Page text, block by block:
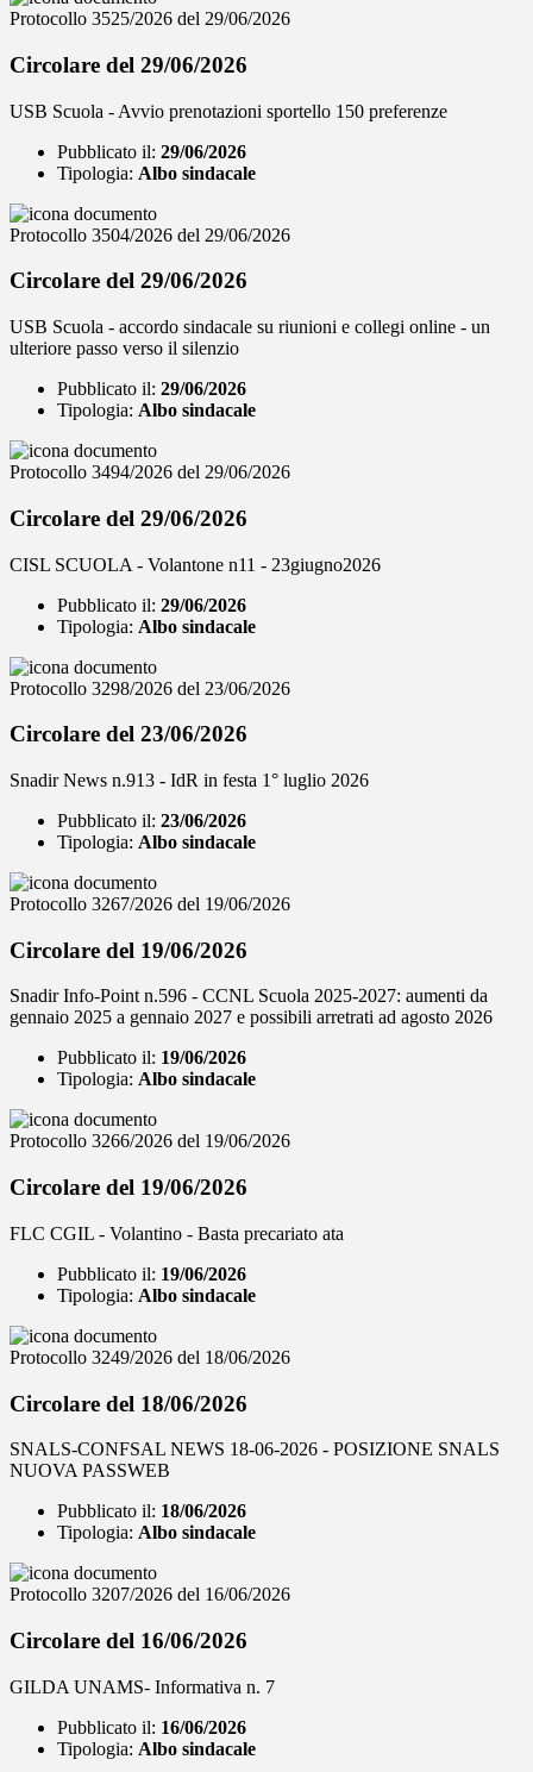
Protocollo 3525/2026 del 29/06/2026
Circolare del 29/06/2026
USB Scuola - Avvio prenotazioni sportello 150 preferenze
Pubblicato il: 29/06/2026
Tipologia: Albo sindacale
Protocollo 3504/2026 del 29/06/2026
Circolare del 29/06/2026
USB Scuola - accordo sindacale su riunioni e collegi online - un
ulteriore passo verso il silenzio
Pubblicato il: 29/06/2026
Tipologia: Albo sindacale
Protocollo 3494/2026 del 29/06/2026
Circolare del 29/06/2026
CISL SCUOLA - Volantone n11 - 23giugno2026
Pubblicato il: 29/06/2026
Tipologia: Albo sindacale
Protocollo 3298/2026 del 23/06/2026
Circolare del 23/06/2026
Snadir News n.913 - IdR in festa 1° luglio 2026
Pubblicato il: 23/06/2026
Tipologia: Albo sindacale
Protocollo 3267/2026 del 19/06/2026
Circolare del 19/06/2026
Snadir Info-Point n.596 - CCNL Scuola 2025-2027: aumenti da
gennaio 2025 a gennaio 2027 e possibili arretrati ad agosto 2026
Pubblicato il: 19/06/2026
Tipologia: Albo sindacale
Protocollo 3266/2026 del 19/06/2026
Circolare del 19/06/2026
FLC CGIL - Volantino - Basta precariato ata
Pubblicato il: 19/06/2026
Tipologia: Albo sindacale
Protocollo 3249/2026 del 18/06/2026
Circolare del 18/06/2026
SNALS-CONFSAL NEWS 18-06-2026 - POSIZIONE SNALS
NUOVA PASSWEB
Pubblicato il: 18/06/2026
Tipologia: Albo sindacale
Protocollo 3207/2026 del 16/06/2026
Circolare del 16/06/2026
GILDA UNAMS- Informativa n. 7
Pubblicato il: 16/06/2026
Tipologia: Albo sindacale